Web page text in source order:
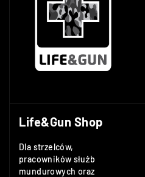
Life&Gun Shop
Dla strzelców,
pracowników służb
mundurowych oraz